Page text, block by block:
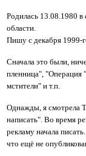
Родилась 13.08.1980
области.
Пишу с декабря 1999-
Сначала это были,
пленница",
мстители" и т.п.
Однажды, я смотрела
написать". Во время
рекламу начала
что ещё не